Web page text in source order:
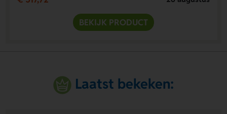
BEKIJK PRODUCT
Laatst bekeken: